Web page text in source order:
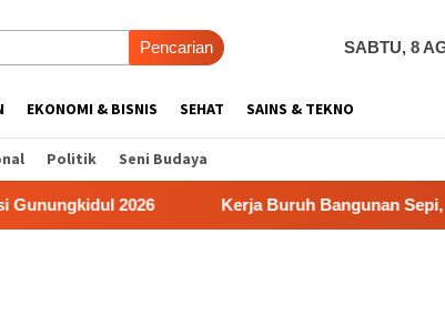
Pencarian SABTU, 8
EKONOMI & BISNIS SEHAT SAINS & TEKNO
Politik Seni Budaya
2026 Kerja Buruh Bangunan Sepi, Roni